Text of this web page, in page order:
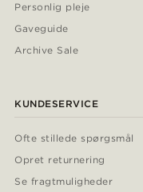
Personlig pleje
Gaveguide
Archive Sale
KUNDESERVICE
Ofte stillede spørgsmål
Opret returnering
Se fragtmuligheder